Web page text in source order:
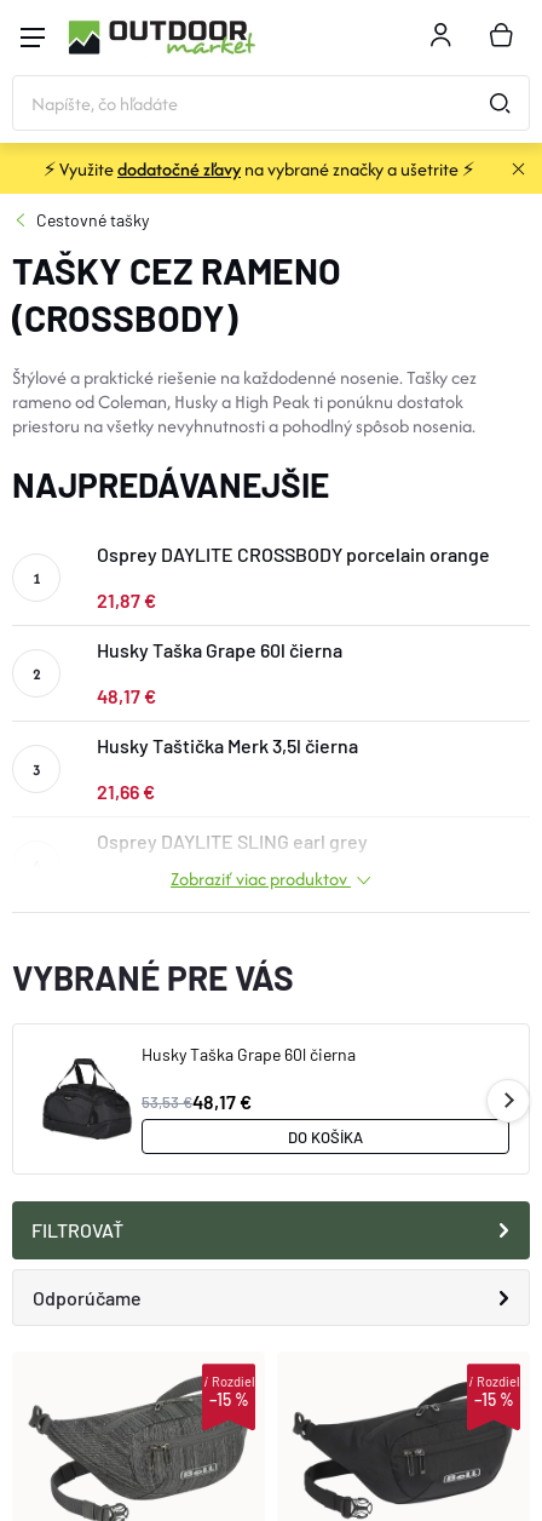
obsah
KOŠÍK
STANY a PRÍSTREŠKY
SPACÁKY
BATOHY a TAŠKY
OBLEČENIE
DOPLNKY
VYBAVENIE
TOPÁNKY a PONOŽKY
CYKLISTIKA
Podmienky ochrany osobných údajov
⚡ Využitedodatočné zľavyna vybrané značky a ušetrite ⚡
Cestovné tašky
TAŠKY CEZ RAMENO
(CROSSBODY)
Štýlové a praktické riešenie na každodenné nosenie. Tašky cez
rameno od Coleman, Husky a High Peak ti ponúknu dostatok
priestoru na všetky nevyhnutnosti a pohodlný spôsob nosenia.
NAJPREDÁVANEJŠIE
Osprey DAYLITE CROSSBODY porcelain orange
21,87 €
Husky Taška Grape 60l čierna
48,17 €
Husky Taštička Merk 3,5l čierna
21,66 €
Osprey DAYLITE SLING earl grey
Zobraziť viac produktov
VYBRANÉ PRE VÁS
Husky Taška Grape 60l čierna
53,53 €48,17 €
DO KOŠÍKA
FILTROVAŤ
R
D
Odporúčame
Najdrahšie
Najpredávanejšie
Ý
–15 %
iRozdiel
–15 %
iRozdiel